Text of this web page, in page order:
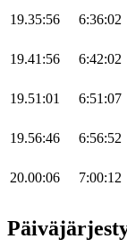
19.35:56 6:36:02
19.41:56 6:42:02
19.51:01 6:51:07
19.56:46 6:56:52
20.00:06 7:00:12